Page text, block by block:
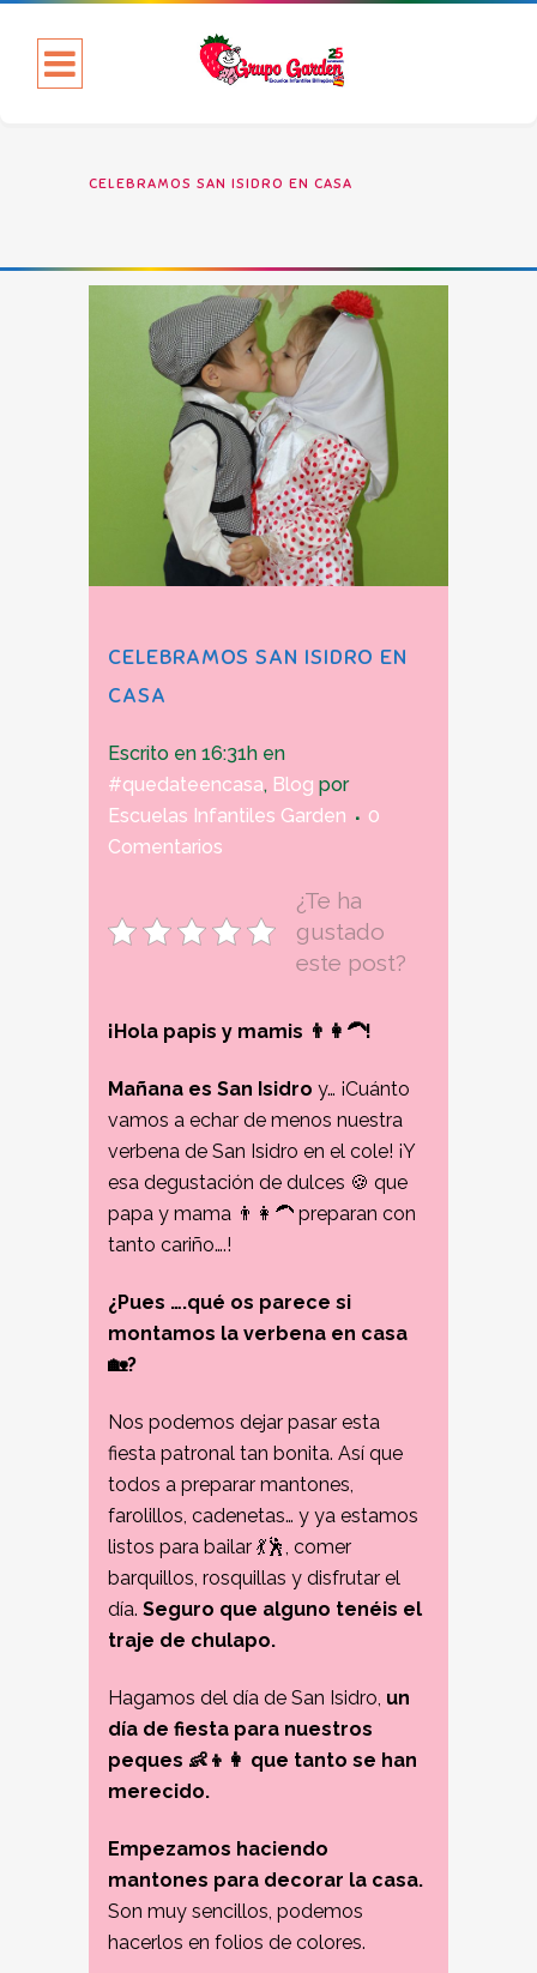
CELEBRAMOS SAN ISIDRO EN CASA
CELEBRAMOS SAN ISIDRO EN
CASA
Escrito en 16:31h en
#quedateencasa, Blog por
Escuelas Infantiles Garden
0
Comentarios
¿Te ha
gustado
este post?
¡Hola papis y mamis 👨👩‍🦱!
Mañana es San Isidro y… ¡Cuánto
vamos a echar de menos nuestra
verbena de San Isidro en el cole! ¡Y
esa degustación de dulces 🍪 que
papa y mama 👨👩‍🦱 preparan con
tanto cariño….!
¿Pues ….qué os parece si
montamos la verbena en casa
🏡?
Nos podemos dejar pasar esta
fiesta patronal tan bonita. Así que
todos a preparar mantones,
farolillos, cadenetas… y ya estamos
listos para bailar 💃🕺, comer
barquillos, rosquillas y disfrutar el
día. Seguro que alguno tenéis el
traje de chulapo.
Hagamos del día de San Isidro, un
día de fiesta para nuestros
peques 👶👦👩 que tanto se han
merecido.
Empezamos haciendo
mantones para decorar la casa.
Son muy sencillos, podemos
hacerlos en folios de colores.